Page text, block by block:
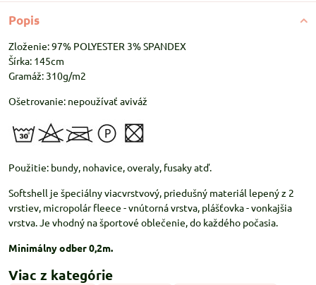
Popis
Zloženie: 97% POLYESTER 3% SPANDEX
Šírka: 145cm
Gramáž: 310g/m2
Ošetrovanie: nepoužívať aviváž
Použitie: bundy, nohavice, overaly, fusaky atď.
Softshell je špeciálny viacvrstvový, priedušný materiál lepený z 2
vrstiev, micropolár fleece - vnútorná vrstva, plášťovka - vonkajšia
vrstva. Je vhodný na športové oblečenie, do každého počasia.
Minimálny odber 0,2m.
Viac z kategórie